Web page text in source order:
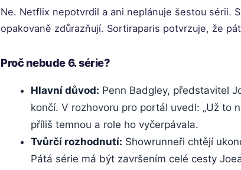
Ne. Netflix nepotvrdil a ani neplánuje šestou sérii.
opakovaně zdůrazňují. Sortiraparis potvrzuje, že
Proč nebude 6. série?
Hlavní důvod: Penn Badgley, představitel
končí. V rozhovoru pro portál uvedl: „Už to
příliš temnou a role ho vyčerpávala.
Tvůrčí rozhodnutí: Showrunneři chtějí
Pátá série má být završením celé cesty